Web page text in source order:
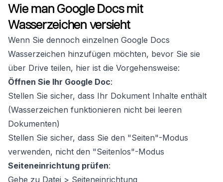
Wie man Google Docs mit
Wasserzeichen versieht
Wenn Sie dennoch einzelnen Google Docs
Wasserzeichen hinzufügen möchten, bevor Sie sie
über Drive teilen, hier ist die Vorgehensweise:
Öffnen Sie Ihr Google Doc:
Stellen Sie sicher, dass Ihr Dokument Inhalte enthält
(Wasserzeichen funktionieren nicht bei leeren
Dokumenten)
Stellen Sie sicher, dass Sie den "Seiten"-Modus
verwenden, nicht den "Seitenlos"-Modus
Seiteneinrichtung prüfen:
Gehe zu Datei > Seiteneinrichtung